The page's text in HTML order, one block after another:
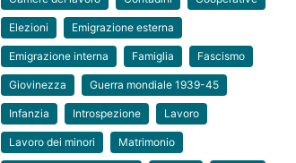
Elezioni Emigrazione esterna
Emigrazione interna Famiglia Fascismo
Giovinezza Guerra mondiale 1939-45
Infanzia Introspezione Lavoro
Lavoro dei minori Matrimonio